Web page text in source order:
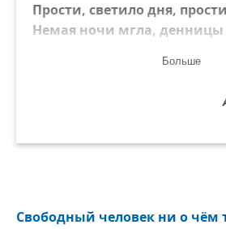
Прости, светило дня,
Немая ночи мгла, денницы
Безмолвие таинственного
Предметом тайных слёз и
мой,
Больше
Свободный человек ни о чём